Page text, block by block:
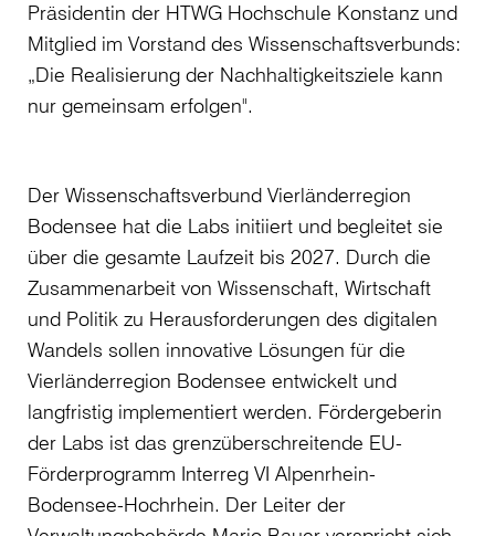
Präsidentin der HTWG Hochschule Konstanz und
Mitglied im Vorstand des Wissenschaftsverbunds:
„Die Realisierung der Nachhaltigkeitsziele kann
nur gemeinsam erfolgen".
Der Wissenschaftsverbund Vierländerregion
Bodensee hat die Labs initiiert und begleitet sie
über die gesamte Laufzeit bis 2027. Durch die
Zusammenarbeit von Wissenschaft, Wirtschaft
und Politik zu Herausforderungen des digitalen
Wandels sollen innovative Lösungen für die
Vierländerregion Bodensee entwickelt und
langfristig implementiert werden. Fördergeberin
der Labs ist das grenzüberschreitende EU-
Förderprogramm Interreg VI Alpenrhein-
Bodensee-Hochrhein. Der Leiter der